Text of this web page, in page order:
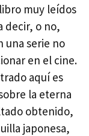
muy leídos
decir, o no,
una serie no
en el cine.
aquí es
la eterna
obtenido,
japonesa,